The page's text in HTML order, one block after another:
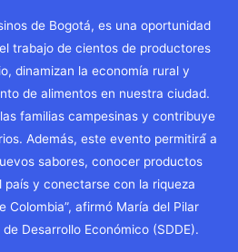
de Bogotá, es una oportunidad
trabajo de cientos de productores
dinamizan la economía rural y
de alimentos en nuestra ciudad.
familias campesinas y contribuye
Además, este evento permitirá́ a
sabores, conocer productos
y conectarse con la riqueza
Colombia”, afirmó María del Pilar
Desarrollo Económico (SDDE).